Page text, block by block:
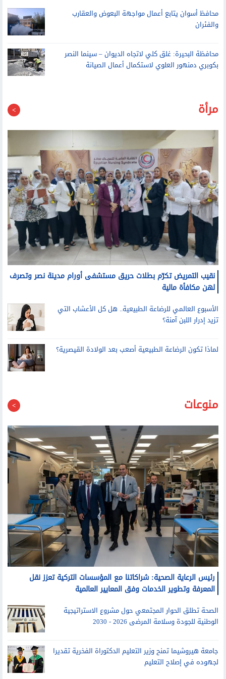
محافظ الشرقية يعتمد نتيجة الدور الثاني للشهادة الإعدادية بنسبة
محافظ أسوان يتابع أعمال مواجهة البعوض والعقارب
والفئران
محافظة البحيرة: غلق كلي لاتجاه الديوان – سينما النصر
بكوبري دمنهور العلوي لاستكمال أعمال الصيانة
مرأة
نقيب التمريض تكرّم بطلات حريق مستشفى أورام مدينة نصر وتصرف
لماذا تكون الرضاعة الطبيعية أصعب بعد الولادة القيصرية؟
منوعات
رئيس الرعاية الصحية: شراكاتنا مع المؤسسات التركية تعزز نقل
الصحة تطلق الحوار المجتمعي حول مشروع الاستراتيجية
الوطنية للجودة وسلامة المرضى 2026 - 2030